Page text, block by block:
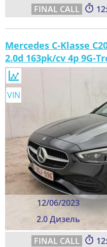
Mercedes C-Klasse
2.0d 163pk/cv 4p 9G-
12/06/2023
2.0 Дизель
VIN